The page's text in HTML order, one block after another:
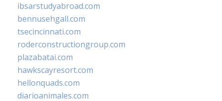
ibsarstudyabroad.com
bennusehgall.com
tsecincinnati.com
roderconstructiongroup.com
plazabatai.com
hawkscayresort.com
hellonquads.com
diarioanimales.com